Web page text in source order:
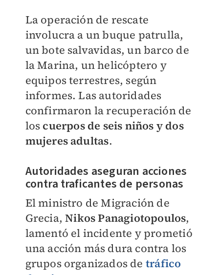
La operación de rescate
involucra a un buque patrulla,
un bote salvavidas, un barco de
la Marina, un helicóptero y
equipos terrestres, según
informes. Las autoridades
confirmaron la recuperación de
los cuerpos de seis niños y dos
mujeres adultas.
Autoridades aseguran acciones
contra traficantes de personas
El ministro de Migración de
Grecia,Nikos Panagiotopoulos,
lamentó el incidente y prometió
una acción más dura contra los
grupos organizados de tráfico